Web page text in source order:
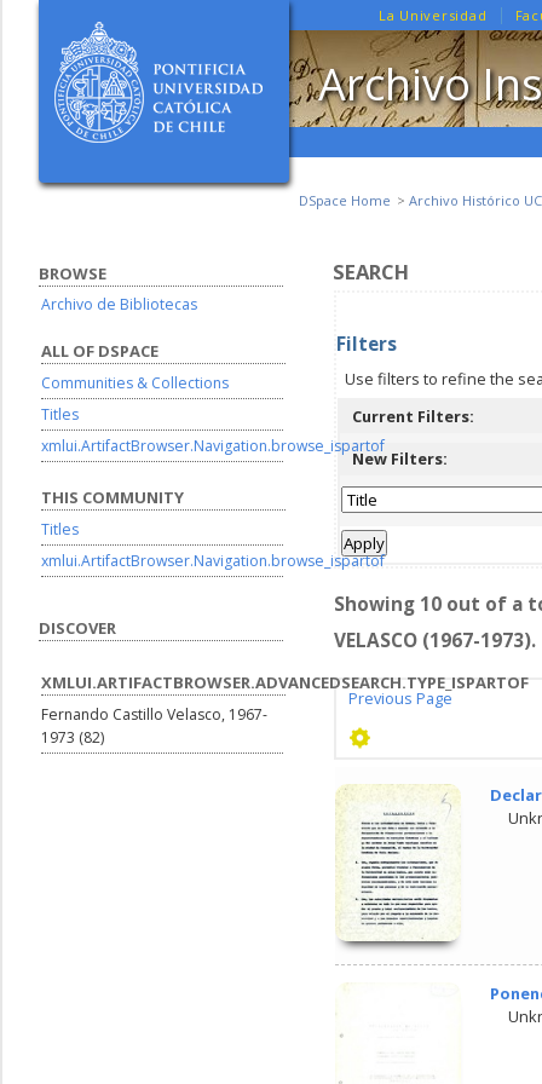
La Universidad
Archivo
DSpace Home Archivo Histórico UC
SEARCH
Filters
Use filters to refine the
Current Filters:
New Filters:
Showing 10 out of a
VELASCO (1967-
Previous Page
BROWSE
Archivo de Bibliotecas
ALL OF DSPACE
Communities & Collections
Titles
xmlui.ArtifactBrowser.Navigation.browse_ispartof
THIS COMMUNITY
Titles
xmlui.ArtifactBrowser.Navigation.browse_ispartof
DISCOVER
XMLUI.ARTIFACTBROWSER.ADVANCEDSEARCH.TYPE_ISPARTOF
Fernando Castillo Velasco, 1967-
1973 (82)